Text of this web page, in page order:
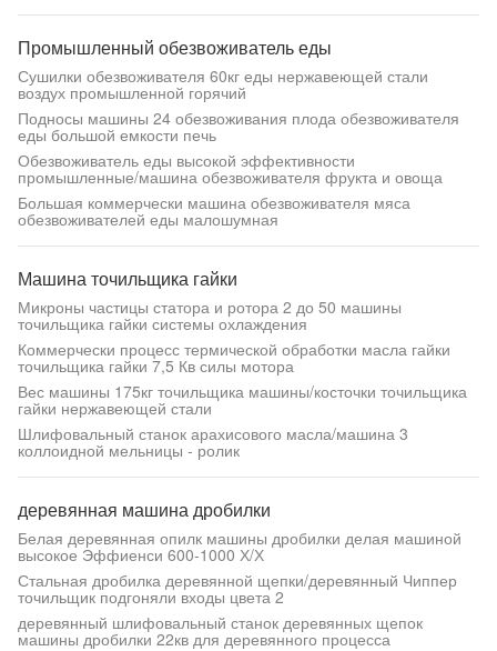
Промышленный обезвоживатель еды
Сушилки обезвоживателя 60кг еды нержавеющей стали
воздух промышленной горячий
Подносы машины 24 обезвоживания плода обезвоживателя
еды большой емкости печь
Обезвоживатель еды высокой эффективности
промышленные/машина обезвоживателя фрукта и овоща
Большая коммерчески машина обезвоживателя мяса
обезвоживателей еды малошумная
Машина точильщика гайки
Микроны частицы статора и ротора 2 до 50 машины
точильщика гайки системы охлаждения
Коммерчески процесс термической обработки масла гайки
точильщика гайки 7,5 Кв силы мотора
Вес машины 175кг точильщика машины/косточки точильщика
гайки нержавеющей стали
Шлифовальный станок арахисового масла/машина 3
коллоидной мельницы - ролик
деревянная машина дробилки
Белая деревянная опилк машины дробилки делая машиной
высокое Эффиенси 600-1000 Х/Х
Стальная дробилка деревянной щепки/деревянный Чиппер
точильщик подгоняли входы цвета 2
деревянный шлифовальный станок деревянных щепок
машины дробилки 22кв для деревянного процесса